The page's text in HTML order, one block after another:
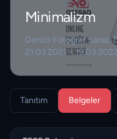
Minimalizm
Denizli Fotoğraf Sanatı
21.03.2021 – 19.03.2022
Tanıtım Belgeler